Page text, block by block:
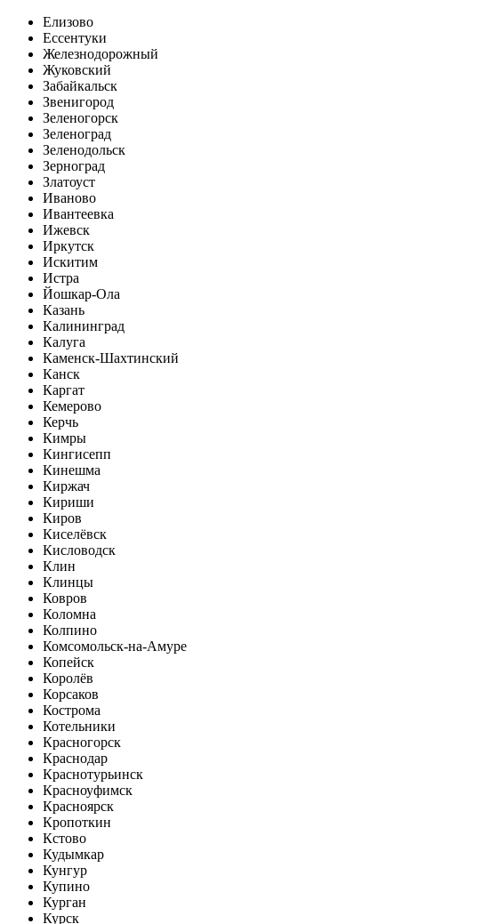
Елизово
Ессентуки
Железнодорожный
Жуковский
Забайкальск
Звенигород
Зеленогорск
Зеленоград
Зеленодольск
Зерноград
Златоуст
Иваново
Ивантеевка
Ижевск
Иркутск
Искитим
Истра
Йошкар-Ола
Казань
Калининград
Калуга
Каменск-Шахтинский
Канск
Каргат
Кемерово
Керчь
Кимры
Кингисепп
Кинешма
Киржач
Кириши
Киров
Киселёвск
Кисловодск
Клин
Клинцы
Ковров
Коломна
Колпино
Комсомольск-на-Амуре
Копейск
Королёв
Корсаков
Кострома
Котельники
Красногорск
Краснодар
Краснотурьинск
Красноуфимск
Красноярск
Кропоткин
Кстово
Кудымкар
Кунгур
Купино
Курган
Курск